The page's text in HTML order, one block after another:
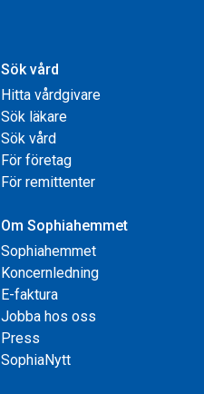
Sök vård
Hitta vårdgivare
Sök läkare
Sök vård
För företag
För remittenter
Om Sophiahemmet
Sophiahemmet
Koncernledning
E-faktura
Jobba hos oss
Press
SophiaNytt